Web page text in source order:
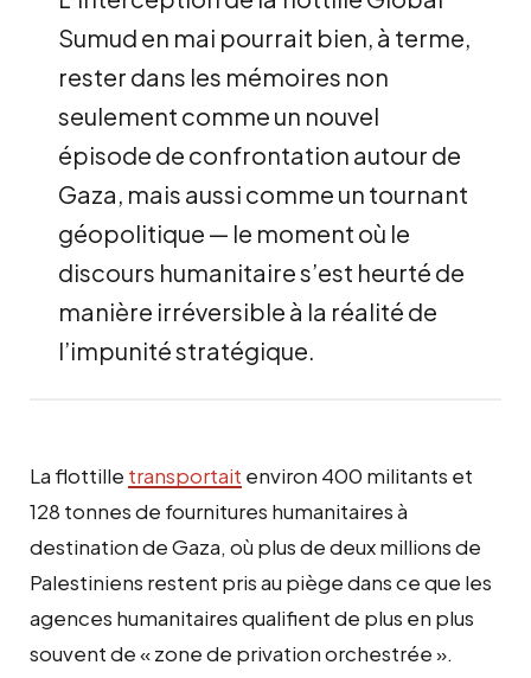
Sumud en mai pourrait bien, à terme,
rester dans les mémoires non
seulement comme un nouvel
épisode de confrontation autour de
Gaza, mais aussi comme un tournant
géopolitique — le moment où le
discours humanitaire s’est heurté de
manière irréversible à la réalité de
l’impunité stratégique.
La flottille transportait environ 400 militants et
128 tonnes de fournitures humanitaires à
destination de Gaza, où plus de deux millions de
Palestiniens restent pris au piège dans ce que les
agences humanitaires qualifient de plus en plus
souvent de « zone de privation orchestrée ».